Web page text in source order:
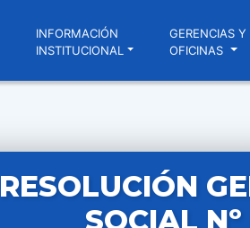
INFORMACIÓN
INSTITUCIONAL
GERENCIAS Y
OFICINAS
RESOLUCIÓN
SOCIAL